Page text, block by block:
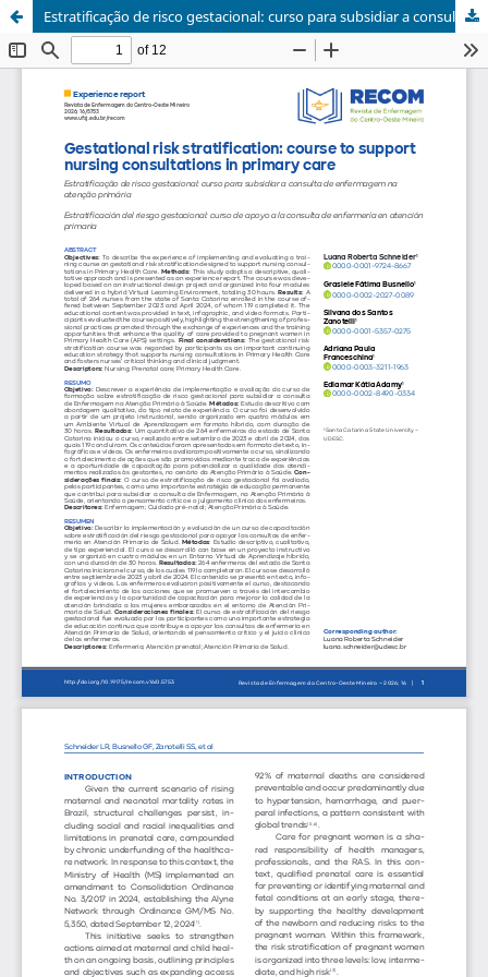
Estratificação de risco gestacional: curso para subsidiar a consulta de enfermagem na atenção primária